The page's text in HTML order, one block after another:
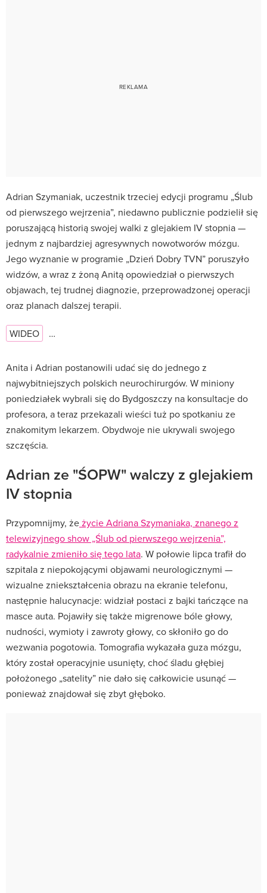
Adrian Szymaniak, uczestnik trzeciej edycji programu „Ślub
od pierwszego wejrzenia”, niedawno publicznie podzielił się
poruszającą historią swojej walki z glejakiem IV stopnia —
jednym z najbardziej agresywnych nowotworów mózgu.
Jego wyznanie w programie „Dzień Dobry TVN” poruszyło
widzów, a wraz z żoną Anitą opowiedział o pierwszych
objawach, tej trudnej diagnozie, przeprowadzonej operacji
oraz planach dalszej terapii.
WIDEO …
Anita i Adrian postanowili udać się do jednego z
najwybitniejszych polskich neurochirurgów. W miniony
poniedziałek wybrali się do Bydgoszczy na konsultacje do
profesora, a teraz przekazali wieści tuż po spotkaniu ze
znakomitym lekarzem. Obydwoje nie ukrywali swojego
szczęścia.
Adrian ze "ŚOPW" walczy z glejakiem
IV stopnia
Przypomnijmy, żeżycie Adriana Szymaniaka, znanego z
telewizyjnego show „Ślub od pierwszego wejrzenia”,
radykalnie zmieniło się tego lata. W połowie lipca trafił do
szpitala z niepokojącymi objawami neurologicznymi —
wizualne zniekształcenia obrazu na ekranie telefonu,
następnie halucynacje: widział postaci z bajki tańczące na
masce auta. Pojawiły się także migrenowe bóle głowy,
nudności, wymioty i zawroty głowy, co skłoniło go do
wezwania pogotowia. Tomografia wykazała guza mózgu,
który został operacyjnie usunięty, choć śladu głębiej
położonego „satelity” nie dało się całkowicie usunąć —
ponieważ znajdował się zbyt głęboko.